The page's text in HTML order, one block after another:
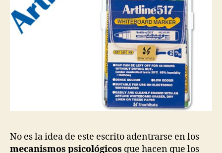
No es la idea de este escrito adentrarse en los
mecanismos psicológicos que hacen que los